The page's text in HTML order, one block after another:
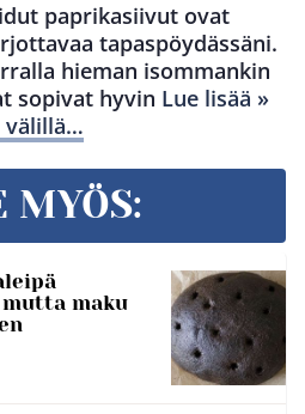
paprikasiivut ovat
tapaspöydässäni.
hieman isommankin
sopivat hyvin Lue lisää »
välillä…
MYÖS:
maku